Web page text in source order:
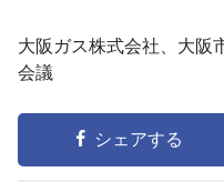
大阪ガス株式会社、大阪
会議
シェアする